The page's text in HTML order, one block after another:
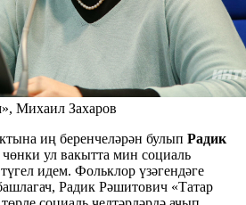
Михаил Захаров
иң беренчеләрән булып Радик
ул вакытта мин социаль
идем. Фольклор үзәгендәге
Радик Рәшитович «Татар